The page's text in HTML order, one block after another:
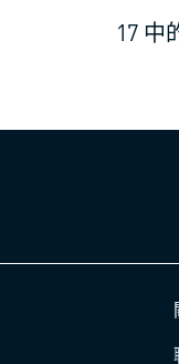
17 中